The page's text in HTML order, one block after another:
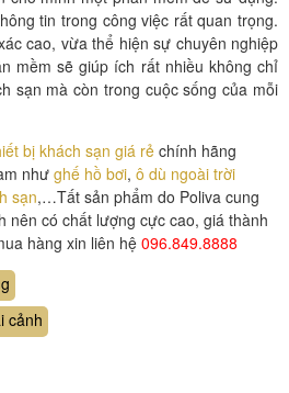
tin trong công việc rất quan trọng.
cao, vừa thể hiện sự chuyên nghiệp
mềm sẽ giúp ích rất nhiều không chỉ
sạn mà còn trong cuộc sống của mỗi
bị khách sạn giá rẻ chính hãng
như ghế hồ bơi, ô dù ngoài trời
sạn,…Tất sản phẩm do Poliva cung
nên có chất lượng cực cao, giá thành
hàng xin liên hệ 096.849.8888
cảnh